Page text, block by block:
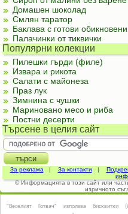
"Веселият Готвач" използва
Домашен шоколад
Смлян таратор
Баклава с готови
Палачинки от тиквички
Популярни колекции
Пилешки гърди (филе)
Извара и рикота
Салати с майонеза
Праз лук
Зимнина с чушки
Мариновано месо и риба
Постни десерти
Търсене в целия сайт
За реклама | За контакти |
© Информацията в този сайт или
изричното